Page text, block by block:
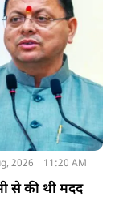
2026 11:20 AM
से की थी मदद